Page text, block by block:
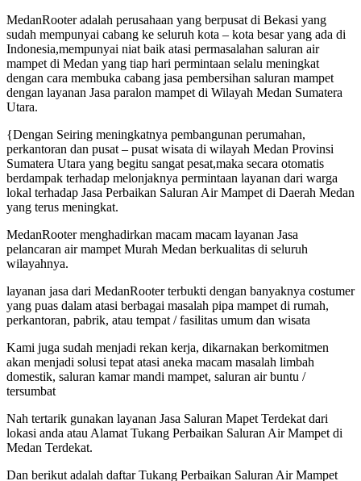
MedanRooter adalah perusahaan yang berpusat di Bekasi yang
sudah mempunyai cabang ke seluruh kota – kota besar yang ada di
Indonesia,mempunyai niat baik atasi permasalahan saluran air
mampet di Medan yang tiap hari permintaan selalu meningkat
dengan cara membuka cabang jasa pembersihan saluran mampet
dengan layanan Jasa paralon mampet di Wilayah Medan Sumatera
Utara.
{Dengan Seiring meningkatnya pembangunan perumahan,
perkantoran dan pusat – pusat wisata di wilayah Medan Provinsi
Sumatera Utara yang begitu sangat pesat,maka secara otomatis
berdampak terhadap melonjaknya permintaan layanan dari warga
lokal terhadap Jasa Perbaikan Saluran Air Mampet di Daerah Medan
yang terus meningkat.
MedanRooter menghadirkan macam macam layanan Jasa
pelancaran air mampet Murah Medan berkualitas di seluruh
wilayahnya.
layanan jasa dari MedanRooter terbukti dengan banyaknya costumer
yang puas dalam atasi berbagai masalah pipa mampet di rumah,
perkantoran, pabrik, atau tempat / fasilitas umum dan wisata
Kami juga sudah menjadi rekan kerja, dikarnakan berkomitmen
akan menjadi solusi tepat atasi aneka macam masalah limbah
domestik, saluran kamar mandi mampet, saluran air buntu /
tersumbat
Nah tertarik gunakan layanan Jasa Saluran Mapet Terdekat dari
lokasi anda atau Alamat Tukang Perbaikan Saluran Air Mampet di
Medan Terdekat.
Dan berikut adalah daftar Tukang Perbaikan Saluran Air Mampet